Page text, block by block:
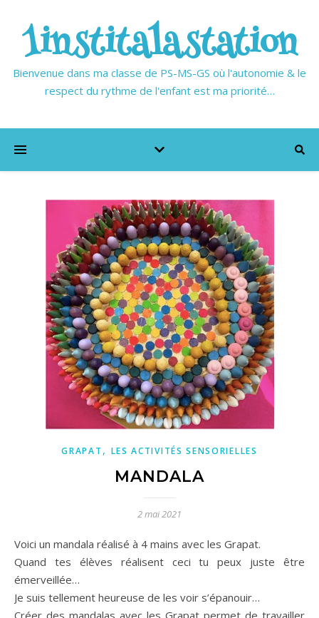
1institalastation
Bienvenue dans ma classe de PS-MS-GS où l'autonomie & le
respect du rythme de l'enfant est ma priorité…
GRAPAT , LES ACTIVITÉS SENSORIELLES
MANDALA
2 mai 2021
Voici un mandala réalisé à 4 mains avec les Grapat.
Quand tes élèves réalisent ceci tu peux juste être
émerveillée…
Je suis tellement heureuse de les voir s’épanouir…
Créer des mandalas avec les Grapat permet de travailler